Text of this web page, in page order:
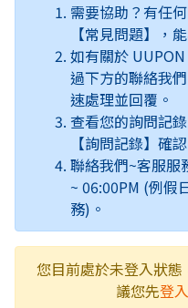
需要協助？有任
【常見問題】，
如有關於
過下方的聯絡我
速處理並回覆。
查看您的詢問記
【詢問記錄】確認
聯絡我們~客服服
~ 06:00PM (例假
務)。
您目前處於未登入狀
議您先登